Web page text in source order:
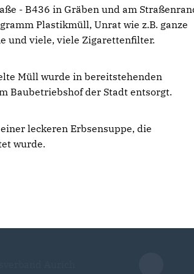
- B436 in Gräben und am
Plastikmüll, Unrat wie z.B. ganze
und viele, viele Zigarettenfilter.
Müll wurde in bereitstehenden
Baubetriebshof der Stadt entsorgt.
leckeren Erbsensuppe, die
wurde.